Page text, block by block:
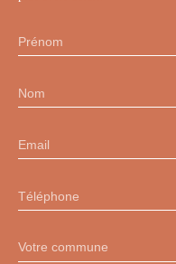
Prénom
Nom
Email
Téléphone
Votre commune